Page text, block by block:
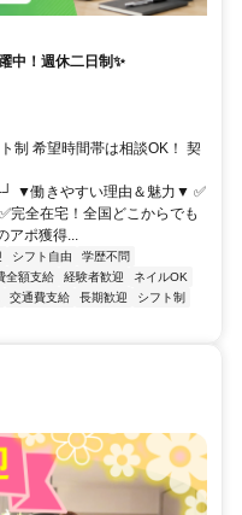
中！週休二日制✨
制 希望時間帯は相談OK！ 契
働きやすい理由＆魅力▼ ✅
完全在宅！全国どこからでも
アポ獲得...
シフト自由
学歴不問
全額支給 経験者歓迎
ネイルOK
交通費支給 長期歓迎
シフト制